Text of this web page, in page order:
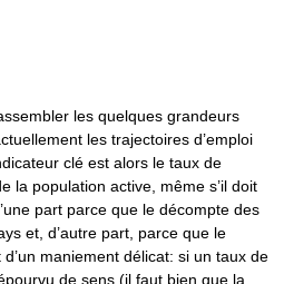
les quelques grandeurs
les trajectoires d’emploi
clé est alors le taux de
la population active, même s’il doit
part parce que le décompte des
et, d’autre part, parce que le
maniement délicat: si un taux de
de sens (il faut bien que la